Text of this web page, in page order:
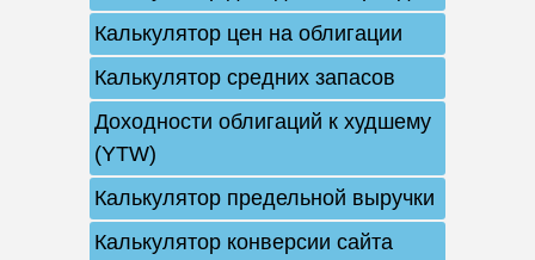
Калькулятор цен на облигации
Калькулятор средних запасов
Доходности облигаций к худшему
(YTW)
Калькулятор предельной выручки
Калькулятор конверсии сайта